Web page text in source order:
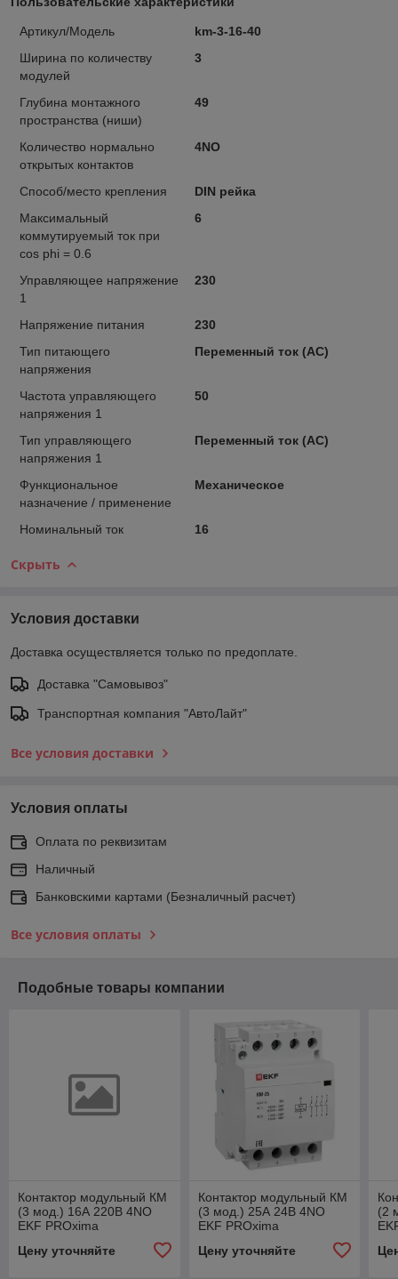
Артикул/Модель
km-3-16-40
Ширина по количеству
модулей
3
Глубина монтажного
пространства (ниши)
49
Количество нормально
открытых контактов
4NO
Способ/место крепления
DIN рейка
Максимальный
коммутируемый ток при
cos phi = 0.6
6
Управляющее напряжение
1
230
Напряжение питания
230
Тип питающего
напряжения
Переменный ток (АС)
Частота управляющего
напряжения 1
50
Тип управляющего
напряжения 1
Переменный ток (АС)
Функциональное
назначение / применение
Механическое
Номинальный ток 16
Скрыть
Условия доставки
Доставка осуществляется только по предоплате.
Доставка "Самовывоз"
Транспортная компания "АвтоЛайт"
Все условия доставки
Условия оплаты
Оплата по реквизитам
Наличный
Банковскими картами (Безналичный расчет)
Все условия оплаты
Подобные товары компании
Контактор модульный КМ
(3 мод.) 16А 220В 4NО
EKF PROxima
Цену уточняйте
Контактор модульный КМ
(3 мод.) 25А 24В 4NО
EKF PROxima
Цену уточняйте
(2